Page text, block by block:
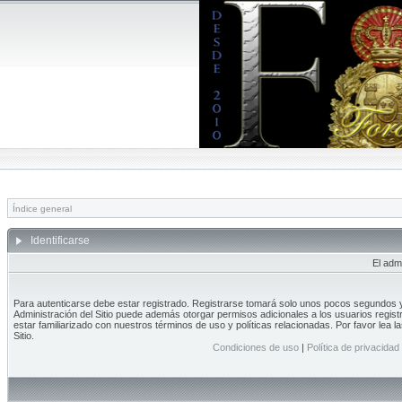
Índice general
Identificarse
El
Para autenticarse debe estar registrado. Registrarse tomará solo unos pocos segundos
Administración del Sitio puede además otorgar permisos adicionales a los usuarios
estar familiarizado con nuestros términos de uso y políticas relacionadas. Por favor lea
Sitio.
Condiciones de uso| Política de privacidad